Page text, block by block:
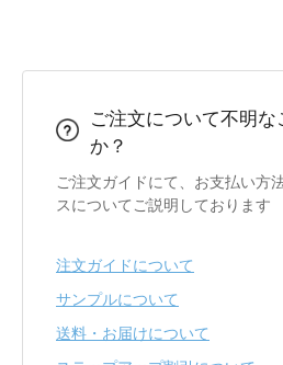
ご注文について不明
か？
ご注文ガイドにて、お支払い方
スについてご説明しております
注文ガイドについて
サンプルについて
送料・お届けについて